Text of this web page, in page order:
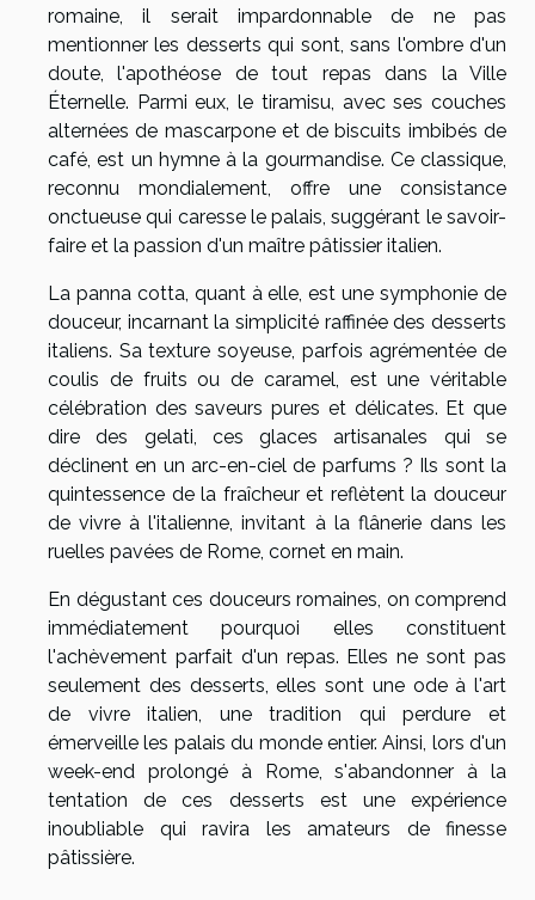
romaine, il serait impardonnable de ne pas
mentionner les desserts qui sont, sans l'ombre d'un
doute, l'apothéose de tout repas dans la Ville
Éternelle. Parmi eux, le tiramisu, avec ses couches
alternées de mascarpone et de biscuits imbibés de
café, est un hymne à la gourmandise. Ce classique,
reconnu mondialement, offre une consistance
onctueuse qui caresse le palais, suggérant le savoir-
faire et la passion d'un maître pâtissier italien.
La panna cotta, quant à elle, est une symphonie de
douceur, incarnant la simplicité raffinée des desserts
italiens. Sa texture soyeuse, parfois agrémentée de
coulis de fruits ou de caramel, est une véritable
célébration des saveurs pures et délicates. Et que
dire des gelati, ces glaces artisanales qui se
déclinent en un arc-en-ciel de parfums ? Ils sont la
quintessence de la fraîcheur et reflètent la douceur
de vivre à l'italienne, invitant à la flânerie dans les
ruelles pavées de Rome, cornet en main.
En dégustant ces douceurs romaines, on comprend
immédiatement pourquoi elles constituent
l'achèvement parfait d'un repas. Elles ne sont pas
seulement des desserts, elles sont une ode à l'art
de vivre italien, une tradition qui perdure et
émerveille les palais du monde entier. Ainsi, lors d'un
week-end prolongé à Rome, s'abandonner à la
tentation de ces desserts est une expérience
inoubliable qui ravira les amateurs de finesse
pâtissière.